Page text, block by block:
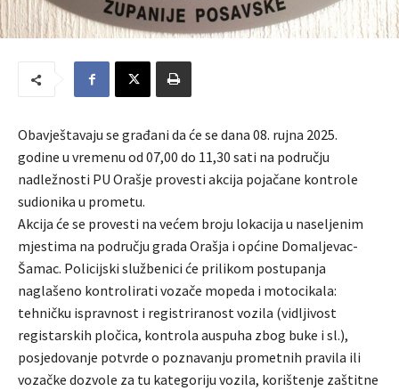
Obavještavaju se građani da će se dana 08. rujna 2025.
godine u vremenu od 07,00 do 11,30 sati na području
nadležnosti PU Orašje provesti akcija pojačane kontrole
sudionika u prometu.
Akcija će se provesti na većem broju lokacija u naseljenim
mjestima na području grada Orašja i općine Domaljevac-
Šamac. Policijski službenici će prilikom postupanja
naglašeno kontrolirati vozače mopeda i motocikala:
tehničku ispravnost i registriranost vozila (vidljivost
registarskih pločica, kontrola auspuha zbog buke i sl.),
posjedovanje potvrde o poznavanju prometnih pravila ili
vozačke dozvole za tu kategoriju vozila, korištenje zaštitne